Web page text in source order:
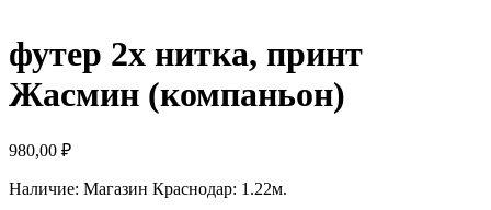
футер 2х нитка, принт
Жасмин (компаньон)
980,00 ₽
Наличие: Магазин Краснодар: 1.22м.